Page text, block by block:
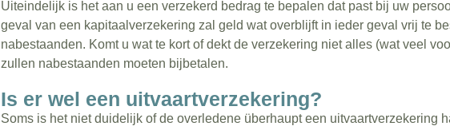
Uiteindelijk is het aan u een verzekerd bedrag te bepalen dat past bij uw
geval van een kapitaalverzekering zal geld wat overblijft in ieder geval vrij te
nabestaanden. Komt u wat te kort of dekt de verzekering niet alles (wat veel
zullen nabestaanden moeten bijbetalen.
Is er wel een uitvaartverzekering?
Soms is het niet duidelijk of de overledene überhaupt een uitvaartverzekering